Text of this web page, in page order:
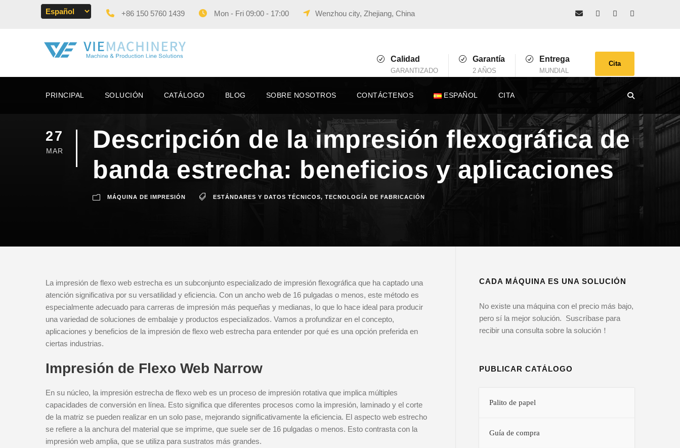
+86 150 5760 1439 Mon - Fri 09:00 - 17:00 Wenzhou city, Zhejiang, China
Calidad
GARANTIZADO
Garantía
2 AÑOS
Entrega
MUNDIAL
Cita
PRINCIPAL SOLUCIÓN CATÁLOGO BLOG SOBRE NOSOTROS CONTÁCTENOS ESPAÑOL CITA
27
MAR
Descripción de la impresión flexográfica de
banda estrecha: beneficios y aplicaciones
MÁQUINA DE IMPRESIÓN ESTÁNDARES Y DATOS TÉCNICOS, TECNOLOGÍA DE FABRICACIÓN
La impresión de flexo web estrecha es un subconjunto especializado de impresión flexográfica que ha captado una
atención significativa por su versatilidad y eficiencia. Con un ancho web de 16 pulgadas o menos, este método es
especialmente adecuado para carreras de impresión más pequeñas y medianas, lo que lo hace ideal para producir
una variedad de soluciones de embalaje y productos especializados. Vamos a profundizar en el concepto,
aplicaciones y beneficios de la impresión de flexo web estrecha para entender por qué es una opción preferida en
ciertas industrias.
Impresión de Flexo Web Narrow
En su núcleo, la impresión estrecha de flexo web es un proceso de impresión rotativa que implica múltiples
capacidades de conversión en línea. Esto significa que diferentes procesos como la impresión, laminado y el corte
de la matriz se pueden realizar en un solo pase, mejorando significativamente la eficiencia. El aspecto web estrecho
se refiere a la anchura del material que se imprime, que suele ser de 16 pulgadas o menos. Esto contrasta con la
impresión web amplia, que se utiliza para sustratos más grandes.
CADA MÁQUINA ES UNA SOLUCIÓN
No existe una máquina con el precio más bajo,
pero sí la mejor solución. Suscríbase para
recibir una consulta sobre la solución！
PUBLICAR CATÁLOGO
Palito de papel
Guía de compra